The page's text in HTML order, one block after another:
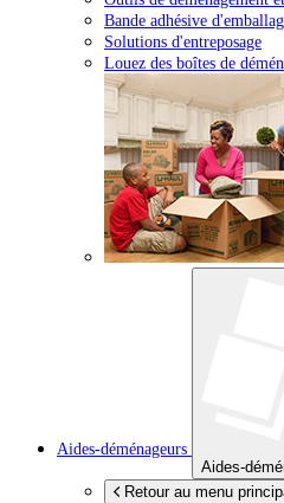
Bande adhésive
Solutions d'entreposage
Louez des boîtes de
Aides-déménageurs
Aides-
Retour au menu